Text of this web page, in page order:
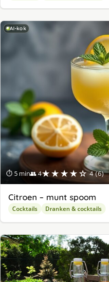
AI-kok
⏱ 5 min👥 4★★★★☆ 4 (6)
Citroen – munt spoom
Cocktails Dranken & cocktails